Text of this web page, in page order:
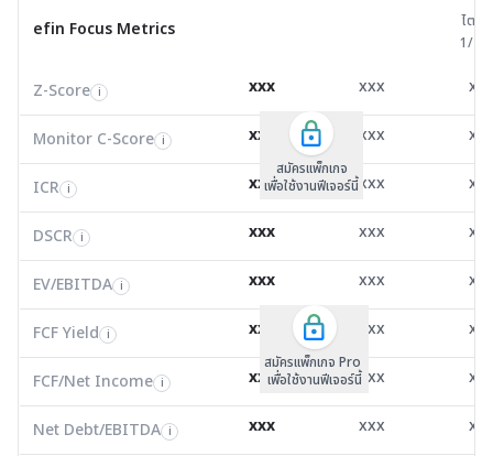
efin Focus Metrics ไตรมาส
Z-Score i 7.38 1.42
Monitor C-Score
0.00 0.00
ICR i 62.63 1.80
DSCR
EV/EBITDA
FCF Yield i 8.82 10.79
FCF/Net Income
1.14 0.99
0.00 0.00
ROIC i 304.99 0.00
efin Focus Metrics
ไตรม
1/
Z-Score i
Monitor C-Score i
ICR i
DSCR i
สมัครแพ็คเกจ B
เพื่อใช้งานฟีเจอร์นี้
EV/EBITDA
FCF Yield i
FCF/Net Income
Net Debt/EBITDA
ROIC i
สมัครแพ็คเกจ B
เพื่อใช้งานฟีเจอร์นี้
Z-Score i xxx xxx
Monitor C-Score i xxx xxx
ICR i xxx xxx
DSCR i xxx xxx
สมัครแพ็กเกจ
เพื่อใช้งานฟีเจอร์นี้
EV/EBITDA i xxx xxx
FCF Yield i xxx xxx
FCF/Net Income i xxx xxx
Net Debt/EBITDA i xxx xxx
สมัครแพ็กเกจ Pro
เพื่อใช้งานฟีเจอร์นี้